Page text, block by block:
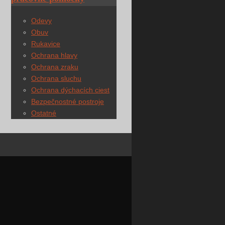
Odevy
Obuv
Rukavice
Ochrana hlavy
Ochrana zraku
Ochrana sluchu
Ochrana dýchacích ciest
Bezpečnostné postroje
Ostatné